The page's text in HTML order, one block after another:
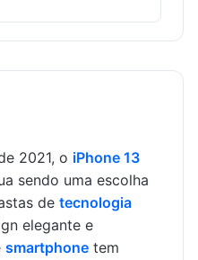
2021, o iPhone 13
sendo uma escolha
de tecnologia
elegante e
smartphone tem